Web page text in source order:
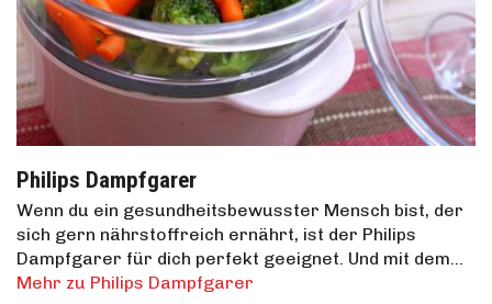
Philips Dampfgarer
Wenn du ein gesundheitsbewusster Mensch bist, der
sich gern nährstoffreich ernährt, ist der Philips
Dampfgarer für dich perfekt geeignet. Und mit dem…
Mehr zu Philips Dampfgarer